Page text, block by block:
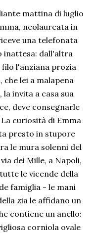
mattina di luglio
neolaureata in
una telefonata
inattesa: dall'altra
l'anziana prozia
che lei a malapena
la invita a casa sua
deve consegnarle
curiosità di Emma
presto in stupore
le mura solenni del
dei Mille, a Napoli,
le vicende della
famiglia - le mani
zia le affidano un
contiene un anello:
corniola ovale